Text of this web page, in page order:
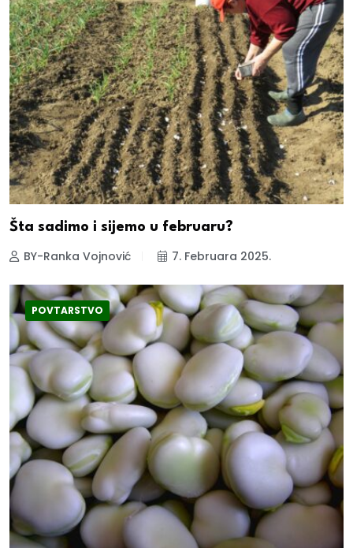
Šta sadimo i sijemo u februaru?
BY-Ranka Vojnović 7. Februara 2025.
POVTARSTVO